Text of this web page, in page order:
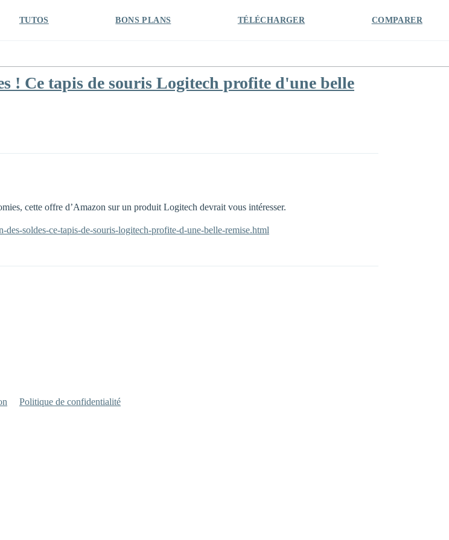
TUTOS BONS PLANS TÉLÉCHARGER COMPARER
! Ce tapis de souris Logitech profite d'une belle
cette offre d’Amazon sur un produit Logitech devrait vous intéresser.
soldes-ce-tapis-de-souris-logitech-profite-d-une-belle-remise.html
Politique de confidentialité